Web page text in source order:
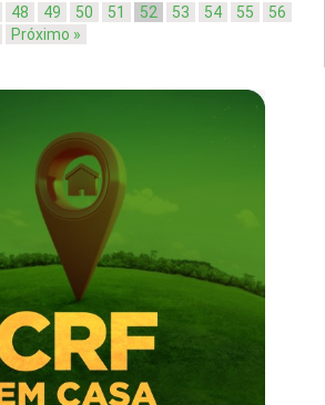
48 49 50 51 52 53 54 55
56
Próximo »